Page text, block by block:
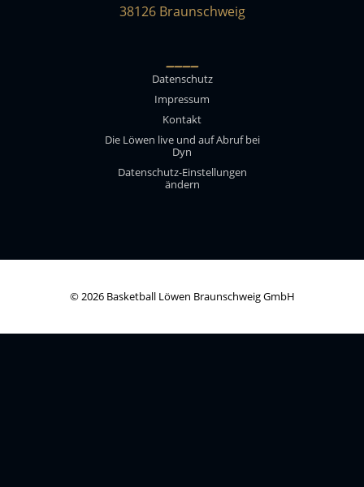
38126 Braunschweig
____
Datenschutz
Impressum
Kontakt
Die Löwen live und auf Abruf bei
Dyn
Datenschutz-Einstellungen
ändern
© 2026 Basketball Löwen Braunschweig GmbH